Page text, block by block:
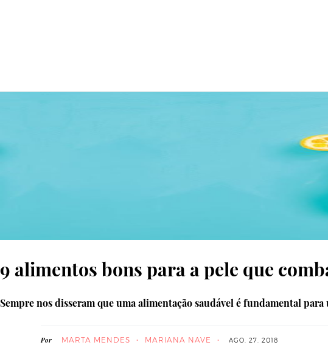
9 alimentos bons para a pele que
Sempre nos disseram que uma alimentação saudável é fundamental
Por MARTA MENDES MARIANA NAVE AGO. 27. 2018